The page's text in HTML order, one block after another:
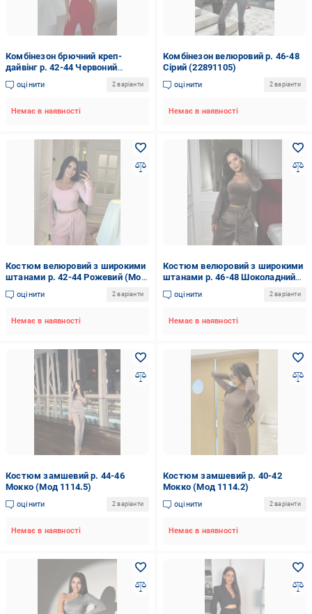
Комбінезон брючний креп-
дайвінг р. 42-44 Червоний
(Мод.738.2)
оцінити 2 варіанти
Немає в наявності
Комбінезон велюровий р. 46-48
Сірий (22891105)
оцінити 2 варіанти
Немає в наявності
Костюм велюровий з широкими
штанами р. 42-44 Рожевий (Мод
1120)
оцінити 2 варіанти
Немає в наявності
Костюм велюровий з широкими
штанами р. 46-48 Шоколадний
(Мод 1120.3)
оцінити 2 варіанти
Немає в наявності
Костюм замшевий р. 44-46
Мокко (Мод 1114.5)
оцінити 2 варіанти
Немає в наявності
Костюм замшевий р. 40-42
Мокко (Мод 1114.2)
оцінити 2 варіанти
Немає в наявності